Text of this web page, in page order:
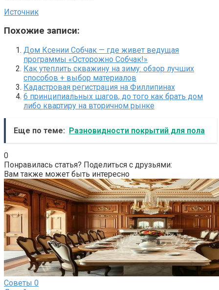
Источник
Похожие записи:
Дом Ксении Собчак — где живет ведущая
программы «Осторожно Собчак!»
Как утеплить скважину на зиму: обзор лучших
способов + выбор материалов
Кадастровая регистрация на Филлипинах
6 принципиальных шагов, до того как брать дом
либо квартиру на вторичном рынке
Еще по теме: Разновидности покрытий для пола
0
Понравилась статья? Поделиться с друзьями:
Вам также может быть интересно
Советы 0